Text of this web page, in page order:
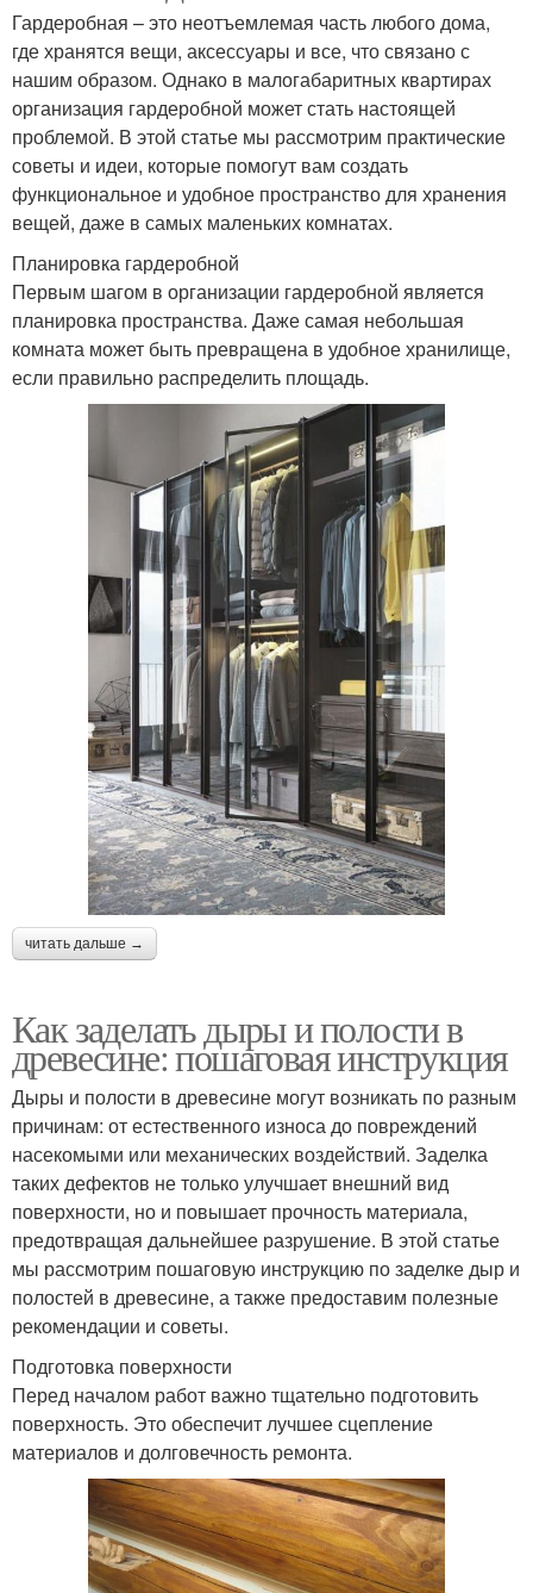
Гардеробная – это неотъемлемая часть любого дома,
где хранятся вещи, аксессуары и все, что связано с
нашим образом. Однако в малогабаритных квартирах
организация гардеробной может стать настоящей
проблемой. В этой статье мы рассмотрим практические
советы и идеи, которые помогут вам создать
функциональное и удобное пространство для хранения
вещей, даже в самых маленьких комнатах.
Планировка гардеробной
Первым шагом в организации гардеробной является
планировка пространства. Даже самая небольшая
комната может быть превращена в удобное хранилище,
если правильно распределить площадь.
читать дальше →
Как заделать дыры и полости в
древесине: пошаговая инструкция
Дыры и полости в древесине могут возникать по разным
причинам: от естественного износа до повреждений
насекомыми или механических воздействий. Заделка
таких дефектов не только улучшает внешний вид
поверхности, но и повышает прочность материала,
предотвращая дальнейшее разрушение. В этой статье
мы рассмотрим пошаговую инструкцию по заделке дыр и
полостей в древесине, а также предоставим полезные
рекомендации и советы.
Подготовка поверхности
Перед началом работ важно тщательно подготовить
поверхность. Это обеспечит лучшее сцепление
материалов и долговечность ремонта.